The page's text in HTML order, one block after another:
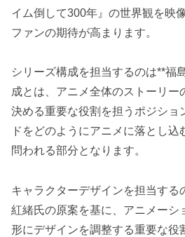
イム倒して300年』の世界観を映
ファンの期待が高まります。
シリーズ構成を担当するのは**福
成とは、アニメ全体のストーリー
決める重要な役割を担うポジショ
ドをどのようにアニメに落とし
問われる部分となります。
キャラクターデザインを担当する
紅緒氏の原案を基に、アニメーシ
形にデザインを調整する重要な役